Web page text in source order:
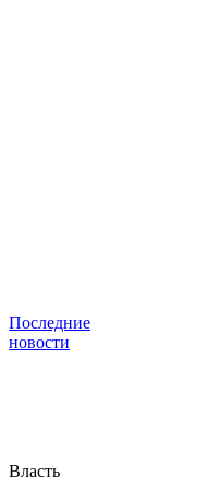
Последние
новости
Власть